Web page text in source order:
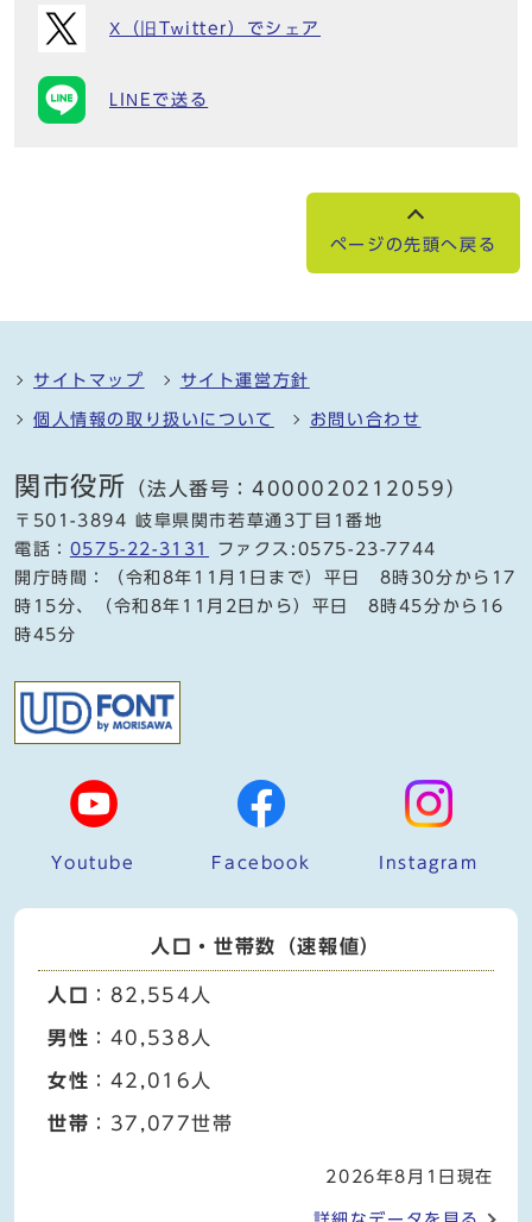
X（旧Twitter）でシェア
LINEで送る
ページの先頭へ戻る
サイトマップ サイト運営方針
個人情報の取り扱いについて お問い合わせ
関市役所 （法人番号：4000020212059）
〒501-3894 岐阜県関市若草通3丁目1番地
電話： 0575-22-3131
ファクス:0575-23-7744
開庁時間：（令和8年11月1日まで）平日 8時30分から17
時15分、（令和8年11月2日から）平日 8時45分から16
時45分
Youtube Facebook Instagram
人口・世帯数（速報値）
人口 ：82,554人
男性 ：40,538人
女性 ：42,016人
世帯 ：37,077世帯
2026年8月1日現在